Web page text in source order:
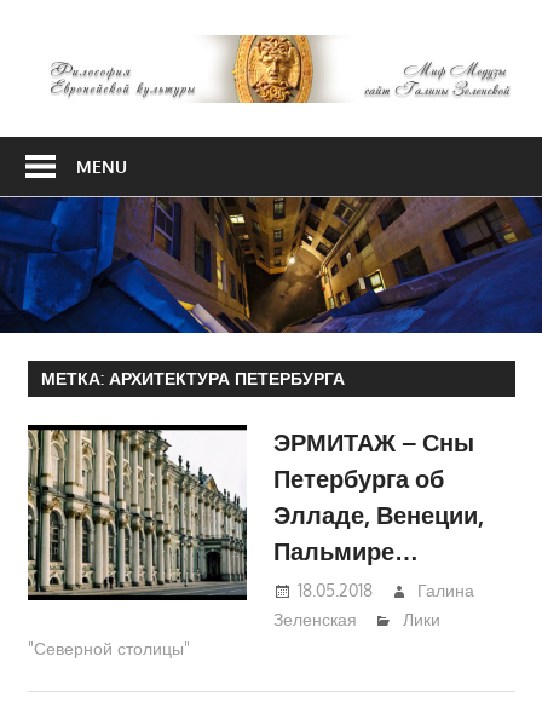
content
Европейской
MENU
МЕТКА: АРХИТЕКТУРА ПЕТЕРБУРГА
ЭРМИТАЖ – Сны
Петербурга об
Элладе, Венеции,
Пальмире…
18.05.2018
Галина
Зеленская
Лики
"Северной столицы"